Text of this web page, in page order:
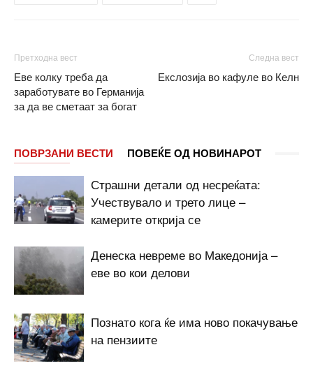
Претходна вест
Еве колку треба да
заработувате во Германија
за да ве сметаат за богат
Следна вест
Екслозија во кафуле во Келн
ПОВРЗАНИ ВЕСТИ ПОВЕЌЕ ОД НОВИНАРОТ
Страшни детали од несреќата:
Учествувало и трето лице –
камерите открија се
Денеска невреме во Македонија –
еве во кои делови
Познато кога ќе има ново покачување
на пензиите